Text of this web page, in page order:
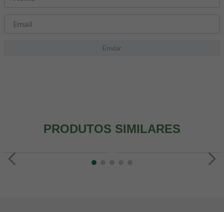
Enviar
PRODUTOS SIMILARES
8º snack proteico mundo verde
9 psyllium